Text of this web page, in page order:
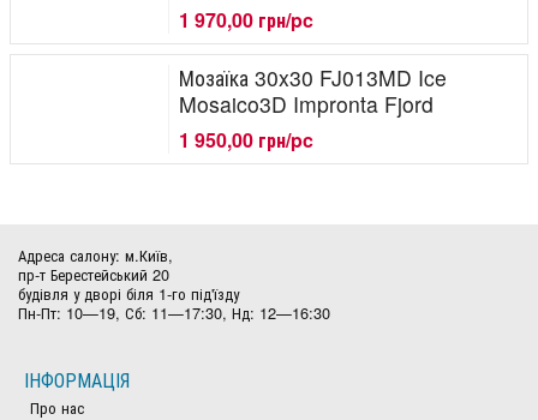
1 970,00 грн/pc
Мозаїка 30x30 FJ013MD Ice
Mosaico3D Impronta Fjord
1 950,00 грн/pc
Адреса салону: м.Київ,
пр-т Берестейський 20
будівля у дворі біля 1-го під'їзду
Пн-Пт: 10—19, Сб: 11—17:30, Нд: 12—16:30
ІНФОРМАЦІЯ
Про нас